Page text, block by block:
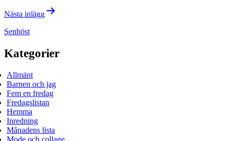
Nästa inlägg
Senhöst
Kategorier
Allmänt
Barnen och jag
Fem en fredag
Fredagslistan
Hemma
Inredning
Månadens lista